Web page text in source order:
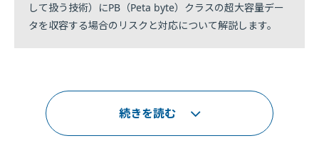
して扱う技術）にPB（Peta byte）クラスの超大容量デー
タを収容する場合のリスクと対応について解説します。
続きを読む